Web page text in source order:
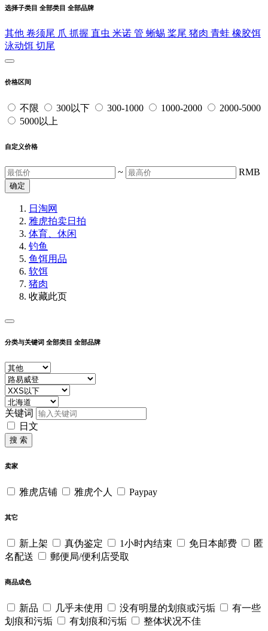
选择子类目 全部类目 全部品牌
其他 卷须尾 爪 抓握 直虫 米诺 管 蜥蜴 桨尾 猪肉 青蛙 橡胶饵
泳动饵 切尾
价格区间
不限 300以下 300-1000 1000-2000
2000-5000
5000以上
自定义价格
~ RMB
确定
日淘网
雅虎拍卖日拍
体育、休闲
钓鱼
鱼饵用品
软饵
猪肉
收藏此页
分类与关键词 全部类目 全部品牌
关键词
日文
搜 索
卖家
雅虎店铺 雅虎个人 Paypay
其它
新上架 真伪鉴定 1小时内结束 免日本邮费
匿
名配送
郵便局/便利店受取
商品成色
新品 几乎未使用 没有明显的划痕或污垢
有一些
划痕和污垢
有划痕和污垢 整体状况不佳